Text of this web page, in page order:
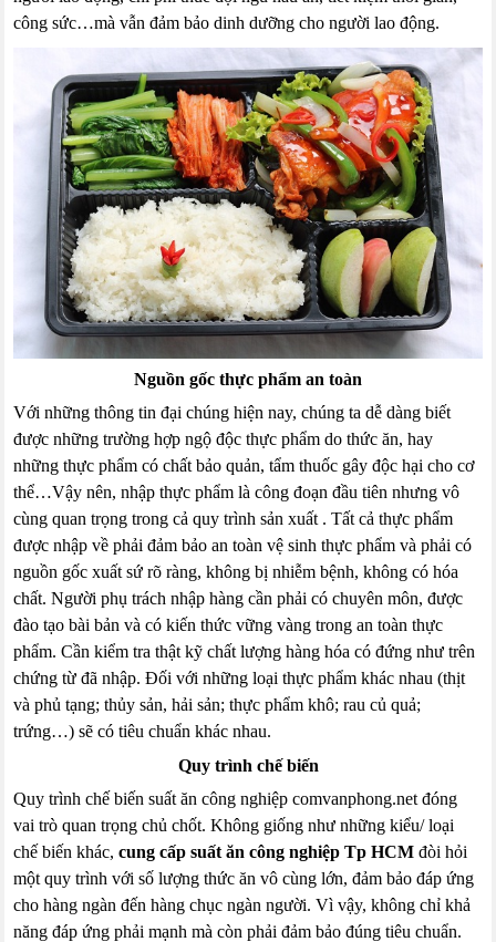
công sức…mà vẫn đảm bảo dinh dưỡng cho người lao động.
Nguồn gốc thực phẩm an toàn
Với những thông tin đại chúng hiện nay, chúng ta dễ dàng biết
được những trường hợp ngộ độc thực phẩm do thức ăn, hay
những thực phẩm có chất bảo quản, tẩm thuốc gây độc hại cho cơ
thể…Vậy nên, nhập thực phẩm là công đoạn đầu tiên nhưng vô
cùng quan trọng trong cả quy trình sản xuất . Tất cả thực phẩm
được nhập về phải đảm bảo an toàn vệ sinh thực phẩm và phải có
nguồn gốc xuất sứ rõ ràng, không bị nhiễm bệnh, không có hóa
chất. Người phụ trách nhập hàng cần phải có chuyên môn, được
đào tạo bài bản và có kiến thức vững vàng trong an toàn thực
phẩm. Cần kiểm tra thật kỹ chất lượng hàng hóa có đứng như trên
chứng từ đã nhập. Đối với những loại thực phẩm khác nhau (thịt
và phủ tạng; thủy sản, hải sản; thực phẩm khô; rau củ quả;
trứng…) sẽ có tiêu chuẩn khác nhau.
Quy trình chế biến
Quy trình chế biến suất ăn công nghiệp comvanphong.net đóng
vai trò quan trọng chủ chốt. Không giống như những kiểu/ loại
chế biến khác,cung cấp suất ăn công nghiệp Tp HCM đòi hỏi
một quy trình với số lượng thức ăn vô cùng lớn, đảm bảo đáp ứng
cho hàng ngàn đến hàng chục ngàn người. Vì vậy, không chỉ khả
năng đáp ứng phải mạnh mà còn phải đảm bảo đúng tiêu chuẩn.